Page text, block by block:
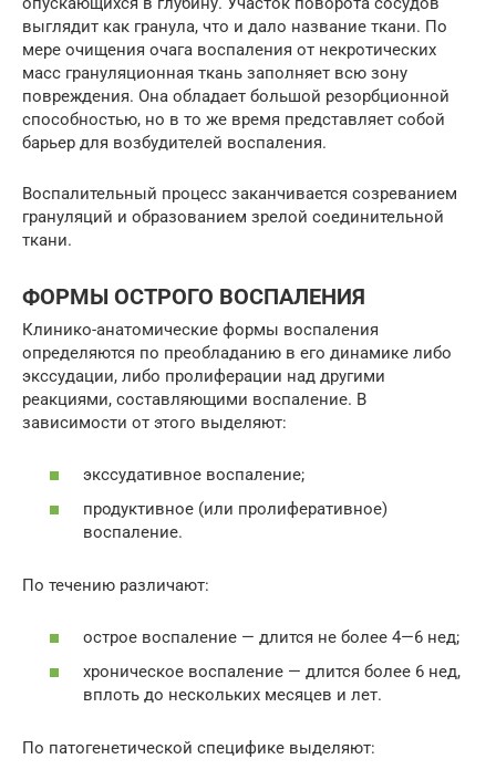
выглядит как гранула, что и дало название ткани. По
мере очищения очага воспаления от некротических
масс грануляционная ткань заполняет всю зону
повреждения. Она обладает большой резорбционной
способностью, но в то же время представляет собой
барьер для возбудителей воспаления.
Воспалительный процесс заканчивается созреванием
грануляций и образованием зрелой соединительной
ткани.
ФОРМЫ ОСТРОГО ВОСПАЛЕНИЯ
Клинико-анатомические формы воспаления
определяются по преобладанию в его динамике либо
экссудации, либо пролиферации над другими
реакциями, составляющими воспаление. В
зависимости от этого выделяют:
экссудативное воспаление;
продуктивное (или пролиферативное)
воспаление.
По течению различают:
острое воспаление — длится не более 4—6 нед;
хроническое воспаление — длится более 6 нед,
вплоть до нескольких месяцев и лет.
По патогенетической специфике выделяют: